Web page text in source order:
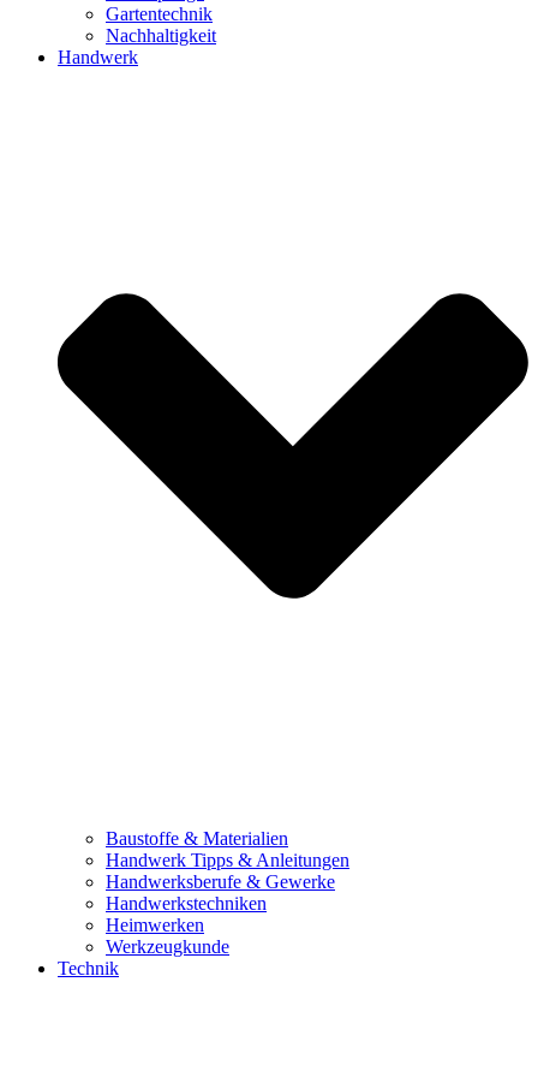
Gartentechnik
Nachhaltigkeit
Handwerk
Baustoffe & Materialien
Handwerk Tipps & Anleitungen
Handwerksberufe & Gewerke
Handwerkstechniken
Heimwerken
Werkzeugkunde
Technik